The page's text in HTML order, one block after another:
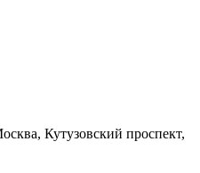
Кутузовский проспект,